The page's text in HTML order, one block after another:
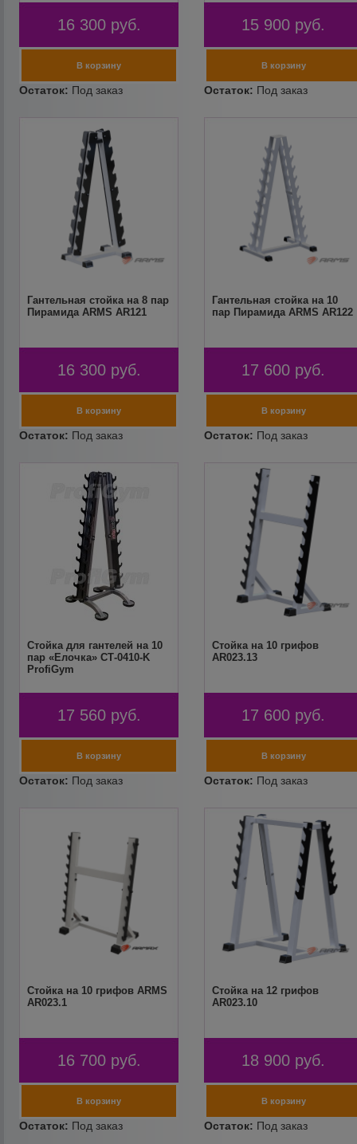
16 300 руб. 15 900 руб.
Гантельная стойка на 8 пар
Пирамида ARMS AR121
16 300 руб.
Гантельная стойка на 10
пар Пирамида ARMS AR122
17 600 руб.
Стойка для гантелей на 10
пар «Елочка» СТ-0410-K
ProfiGym
17 560 руб.
Стойка на 10 грифов
AR023.13
17 600 руб.
Стойка на 10 грифов ARMS
AR023.1
16 700 руб.
Стойка на 12 грифов
AR023.10
18 900 руб.